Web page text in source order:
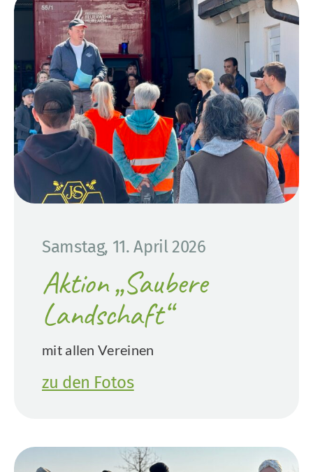
Samstag, 11. April 2026
Aktion „Saubere
Landschaft“
mit allen Vereinen
zu den Fotos